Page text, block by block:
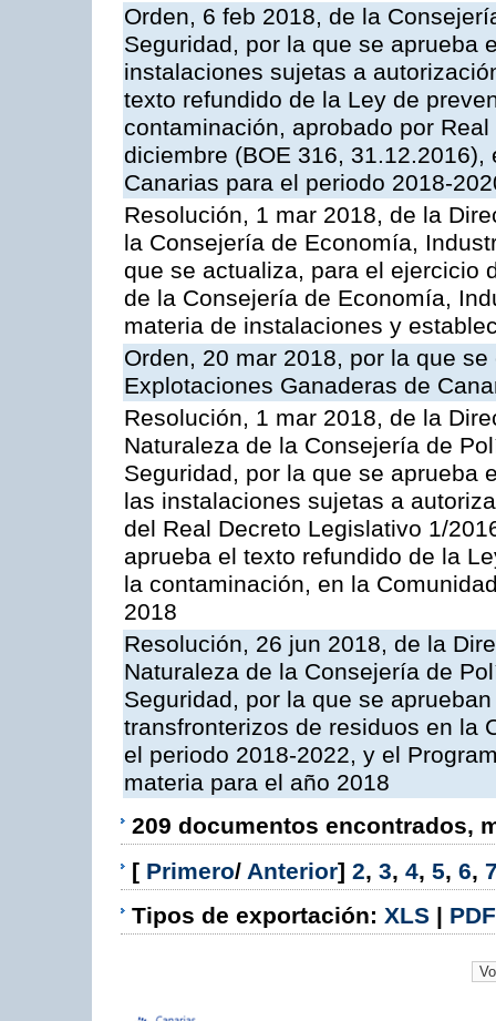
Orden, 6 feb 2018, de la
Seguridad, por la que se aprueba
instalaciones sujetas a
texto refundido de la Ley de
contaminación, aprobado por
diciembre (BOE 316,
Canarias para el periodo 2018-
Resolución, 1 mar 2018, de la
la Consejería de Economía,
que se actualiza, para el ejercicio
de la Consejería de Economía,
materia de instalaciones y
Orden, 20 mar 2018, por la que
Explotaciones Ganaderas de
Resolución, 1 mar 2018, de la
Naturaleza de la Consejería de
Seguridad, por la que se aprueba
las instalaciones sujetas a
del Real Decreto Legislativo 1/
aprueba el texto refundido de la
la contaminación, en la
2018
Resolución, 26 jun 2018, de la
Naturaleza de la Consejería de
Seguridad, por la que se
transfronterizos de residuos en la
el periodo 2018-2022, y el
materia para el año 2018
209 documentos encontrados,
[ Primero/ Anterior] 2, 3, 4, 5, 6,
Tipos de exportación: XLS | PDF